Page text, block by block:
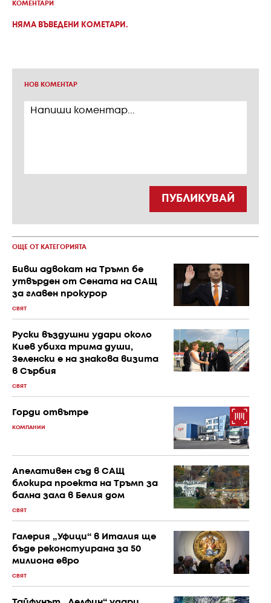
КОМЕНТАРИ
НЯМА ВЪВЕДЕНИ КОМЕТАРИ.
НОВ КОМЕНТАР
ПУБЛИКУВАЙ
ОЩЕ ОТ КАТЕГОРИЯТА
Бивш адвокат на Тръмп бе
утвърден от Сената на САЩ
за главен прокурор
СВЯТ
Руски въздушни удари около
Киев убиха трима души,
Зеленски е на знакова визита
в Сърбия
СВЯТ
Горди отвътре
КОМПАНИИ
Апелативен съд в САЩ
блокира проекта на Тръмп за
бална зала в Белия дом
СВЯТ
Галерия „Уфици“ в Италия ще
бъде реконстуирана за 50
милиона евро
СВЯТ